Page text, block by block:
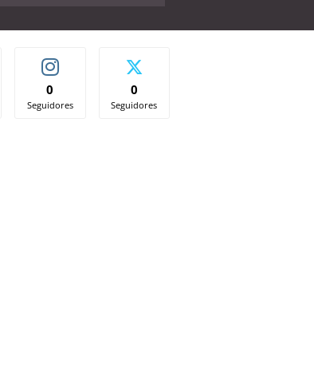
0
Seguidores
0
Seguidores